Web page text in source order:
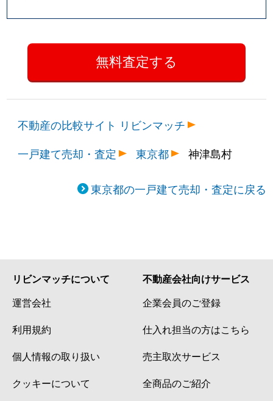
不動産の比較サイト リビンマッチ
一戸建て売却・査定
東京都 神津島村
東京都の一戸建て売却・査定に戻る
リビンマッチについて
運営会社
利用規約
個人情報の取り扱い
クッキーについて
不動産会社向けサービス
企業会員のご登録
仕入れ担当の方はこちら
売主取次サービス
全商品のご紹介